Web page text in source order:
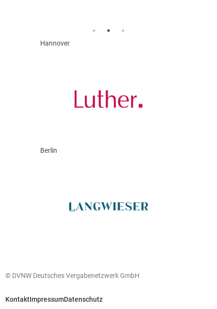
Hannover
Berlin
© DVNW Deutsches Vergabenetzwerk GmbH
KontaktImpressumDatenschutz